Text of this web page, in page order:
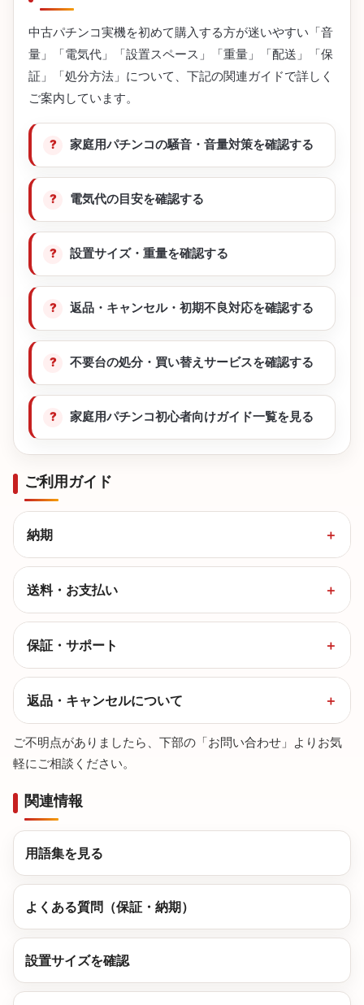
中古パチンコ実機を初めて購入する方が迷いやすい「音
量」「電気代」「設置スペース」「重量」「配送」「保
証」「処分方法」について、下記の関連ガイドで詳しく
ご案内しています。
家庭用パチンコの騒音・音量対策を確認する
電気代の目安を確認する
設置サイズ・重量を確認する
返品・キャンセル・初期不良対応を確認する
不要台の処分・買い替えサービスを確認する
家庭用パチンコ初心者向けガイド一覧を見る
ご利用ガイド
納期
送料・お支払い
保証・サポート
返品・キャンセルについて
ご不明点がありましたら、下部の「お問い合わせ」よりお気
軽にご相談ください。
関連情報
用語集を見る
よくある質問（保証・納期）
設置サイズを確認